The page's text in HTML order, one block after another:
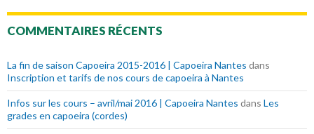
COMMENTAIRES RÉCENTS
La fin de saison Capoeira 2015-2016 | Capoeira Nantes dans
Inscription et tarifs de nos cours de capoeira à Nantes
Infos sur les cours – avril/mai 2016 | Capoeira Nantes dans Les
grades en capoeira (cordes)